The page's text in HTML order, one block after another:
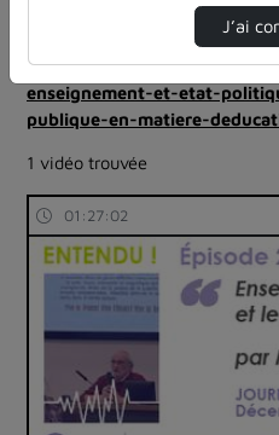
entendu-des-confs-a-ecouter
universite-de-lorraine
entendu-des-confs-a-ecouter
enseignement-et-etat-
publique-en-matiere-
1 vidéo trouvée
01:27:02
J’ai